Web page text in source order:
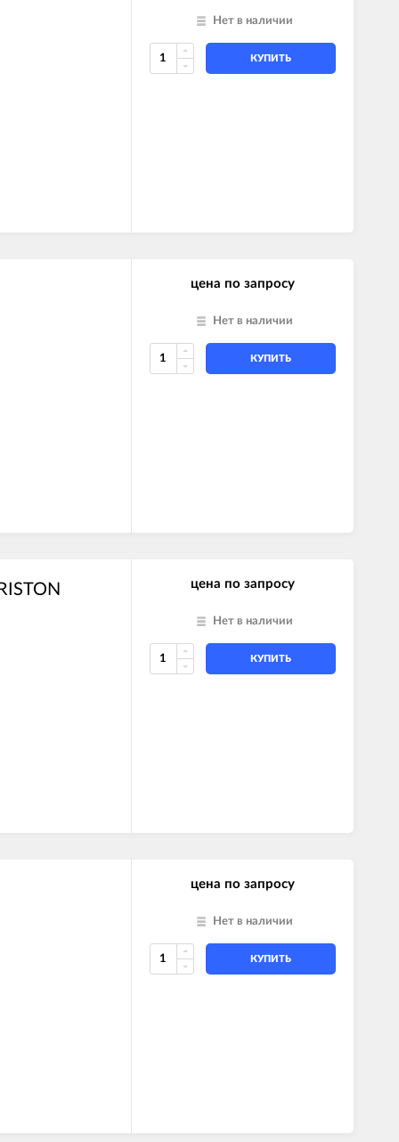
SYSTEM
SYSTEM
Нет в наличии
КУПИТЬ
цена по запросу
Нет в наличии
КУПИТЬ
цена по запросу
Нет в наличии
КУПИТЬ
цена по запросу
Нет в наличии
КУПИТЬ